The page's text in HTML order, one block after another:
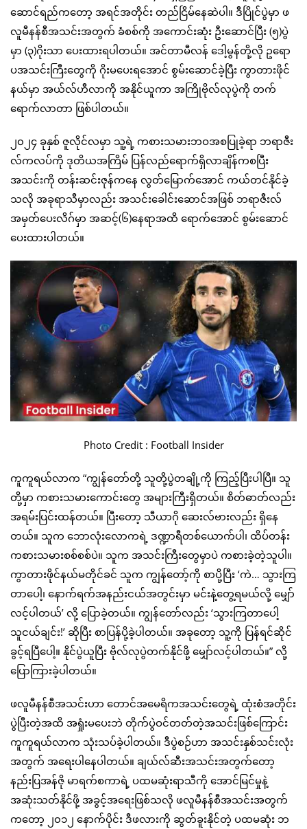
ဆောင်ရည်ကတော့ အရင်အတိုင်း တည်ငြိမ်နေဆဲပါ။ ဒီပြိုင်ပွဲမှာ ဖ
လူမီနန်စီအသင်းအတွက် ခံစစ်ကို အကောင်းဆုံး ဦးဆောင်ပြီး (၅)ပွဲ
မှာ (၃)ဂိုးသာ ပေးထားရပါတယ်။ အင်တာမီလန် ဒေါ့မွန်တို့လို ဥရော
ပအသင်းကြီးတွေကို ဂိုးမပေးရအောင် စွမ်းဆောင်ခဲ့ပြီး ကွာတားဖိုင်
နယ်မှာ အယ်လ်ဟီလာကို အနိုင်ယူကာ အကြိုဗိုလ်လုပွဲကို တက်
ရောက်လာတာ ဖြစ်ပါတယ်။
၂၀၂၄ ခုနှစ် ဇူလိုင်လမှာ သူ့ရဲ့ ကစားသမားဘဝအစပြုခဲ့ရာ ဘရာဇီး
လ်ကလပ်ကို ဒုတိယအကြိမ် ပြန်လည်ရောက်ရှိလာချိန်ကစပြီး
အသင်းကို တန်းဆင်းဇုန်ကနေ လွတ်မြောက်အောင် ကယ်တင်နိုင်ခဲ့
သလို အခုရာသီမှာလည်း အသင်းခေါင်းဆောင်အဖြစ် ဘရာဇီးလ်
အမှတ်ပေးလိဂ်မှာ အဆင့်(၆)နေရာအထိ ရောက်အောင် စွမ်းဆောင်
ပေးထားပါတယ်။
Photo Credit : Football Insider
ကူကူရယ်လာက “ကျွန်တော်တို့ သူတို့ပွဲတချို့ကို ကြည့်ပြီးပါပြီ။ သူ
တို့မှာ ကစားသမားကောင်းတွေ အများကြီးရှိတယ်။ စိတ်ဓာတ်လည်း
အရမ်းပြင်းထန်တယ်။ ပြီးတော့ သီယာဂို ဆေးလ်ဗားလည်း ရှိနေ
တယ်။ သူက ဘောလုံးလောကရဲ့ ဒဏ္ဍာရီတစ်ယောက်ပါ၊ ထိပ်တန်း
ကစားသမားစစ်စစ်ပဲ။ သူက အသင်းကြီးတွေမှာပဲ ကစားခဲ့တဲ့သူပါ။
ကွာတားဖိုင်နယ်မတိုင်ခင် သူက ကျွန်တော့်ကို စာပို့ပြီး ‘ကဲ… သွားကြ
တာပေါ့၊ နောက်ရက်အနည်းငယ်အတွင်းမှာ မင်းနဲ့တွေ့ရမယ်လို့ မျှော်
လင့်ပါတယ်’ လို့ ပြောခဲ့တယ်။ ကျွန်တော်လည်း ‘သွားကြတာပေါ့
သူငယ်ချင်း!’ ဆိုပြီး စာပြန်ပို့ခဲ့ပါတယ်။ အခုတော့ သူ့ကို ပြန်ရင်ဆိုင်
ခွင့်ရပြီပေါ့။ နိုင်ပွဲယူပြီး ဗိုလ်လုပွဲတက်နိုင်ဖို့ မျှော်လင့်ပါတယ်။” လို့
ပြောကြားခဲ့ပါတယ်။
ဖလူမီနန်စီအသင်းဟာ တောင်အမေရိကအသင်းတွေရဲ့ ထုံးစံအတိုင်း
ပွဲပြီးတဲ့အထိ အရှုံးမပေးဘဲ တိုက်ပွဲဝင်တတ်တဲ့အသင်းဖြစ်ကြောင်း
ကူကူရယ်လာက သုံးသပ်ခဲ့ပါတယ်။ ဒီပွဲစဉ်ဟာ အသင်းနှစ်သင်းလုံး
အတွက် အရေးပါနေပါတယ်။ ချယ်လ်ဆီးအသင်းအတွက်တော့
နည်းပြအန်ဇို မာရက်စကာရဲ့ ပထမဆုံးရာသီကို အောင်မြင်မှုနဲ့
အဆုံးသတ်နိုင်ဖို့ အခွင့်အရေးဖြစ်သလို ဖလူမီနန်စီအသင်းအတွက်
ကတော့ ၂၀၁၂ နောက်ပိုင်း ဒီဖလားကို ဆွတ်ခူးနိုင်တဲ့ ပထမဆုံး ဘ